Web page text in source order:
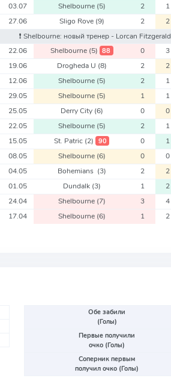
03.07 Shelbourne (5) 2 1
27.06 Sligo Rove (9) 2 2
❗️ Shelbourne: новый тренер - Lorcan Fitzgerald
22.06 Shelbourne (5) 88 0 3
19.06 Drogheda U (8) 2 2
12.06 Shelbourne (5) 2 1
29.05 Shelbourne (5) 1 1
25.05 Derry City (6) 0 0
22.05 Shelbourne (5) 2 1
15.05 St. Patric (2) 90 0 1
08.05 Shelbourne (6) 0 0
04.05 Bohemians (3) 2 2
01.05 Dundalk (3) 1 2
24.04 Shelbourne (7) 3 4
17.04 Shelbourne (6) 1 2
Обе забили
(Голы)
Первые получили
очко (Голы)
Соперник первым
получил очко (Голы)